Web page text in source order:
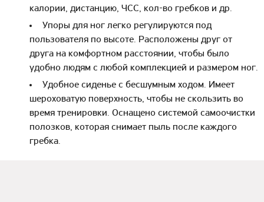
калории, дистанцию, ЧСС, кол-во гребков и др.
Упоры для ног легко регулируются под
пользователя по высоте. Расположены друг от
друга на комфортном расстоянии, чтобы было
удобно людям с любой комплекцией и размером ног.
Удобное сиденье с бесшумным ходом. Имеет
шероховатую поверхность, чтобы не скользить во
время тренировки. Оснащено системой самоочистки
полозков, которая снимает пыль после каждого
гребка.